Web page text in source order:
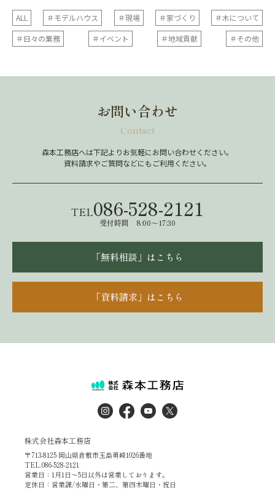
ALL ＃モデルハウス ＃現場 ＃家づくり
＃木について
＃日々の業務
＃イベント ＃地域貢献 ＃その他
お問い合わせ
Contact
森本工務店へは下記よりお気軽にお問い合わせください。
資料請求やご質問などにもご利用ください。
TEL086-528-2121
受付時間 8:00～17:30
「無料相談」はこちら
「資料請求」はこちら
株式会社森本工務店
〒713-8125 岡山県倉敷市玉島勇崎1026番地
TEL.086-528-2121
営業日：1月1日～5日以外は営業しております。
定休日：営業課/水曜日・第二、第四木曜日・祝日